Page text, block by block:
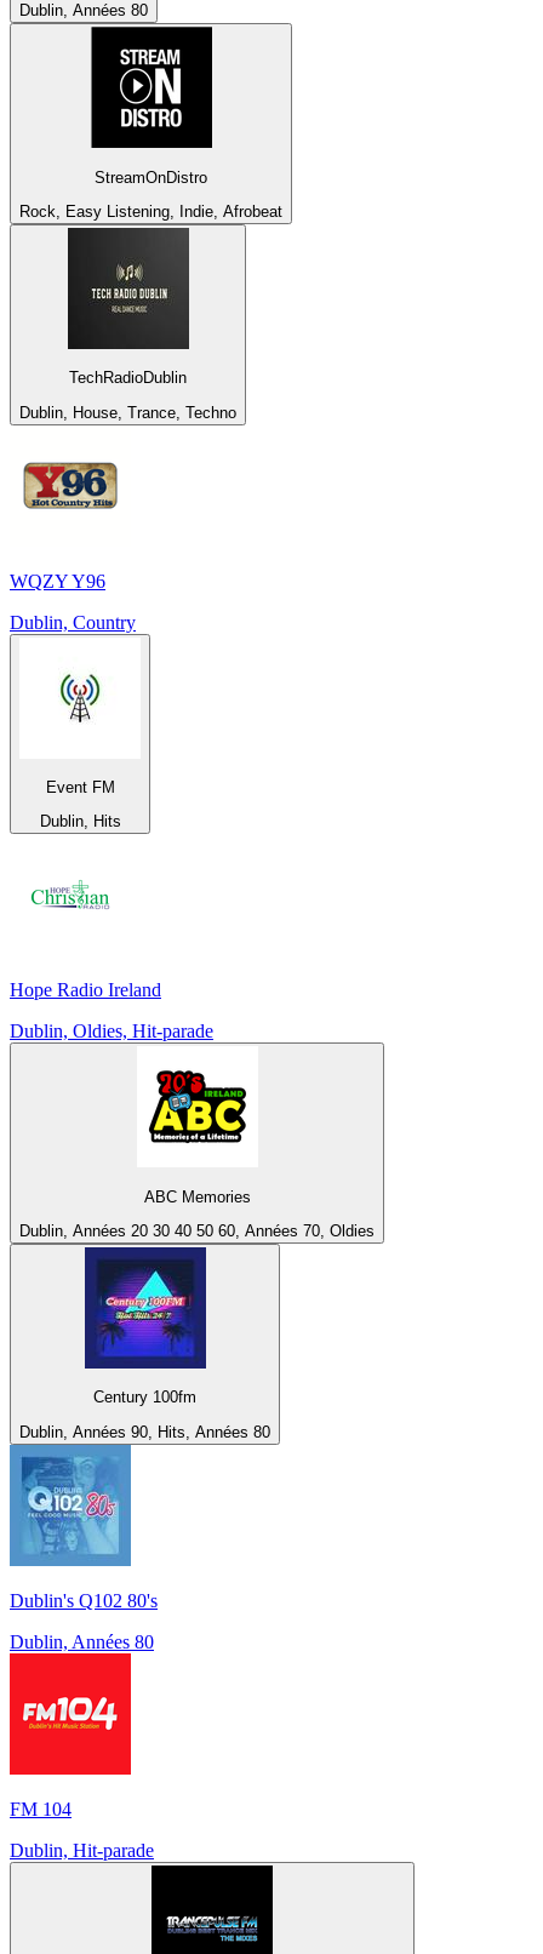
Dublin, Années 80
StreamOnDistro
Rock, Easy Listening, Indie, Afrobeat
TechRadioDublin
Dublin, House, Trance, Techno
WQZY Y96
Dublin, Country
Event FM
Dublin, Hits
Hope Radio Ireland
Dublin, Oldies, Hit-parade
ABC Memories
Dublin, Années 20 30 40 50 60, Années 70, Oldies
Century 100fm
Dublin, Années 90, Hits, Années 80
Dublin's Q102 80's
Dublin, Années 80
FM 104
Dublin, Hit-parade